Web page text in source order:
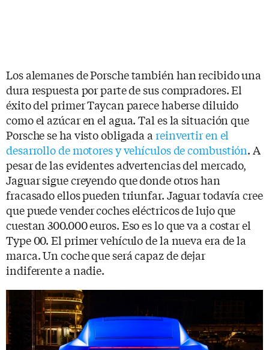
Los alemanes de Porsche también han recibido una
dura respuesta por parte de sus compradores. El
éxito del primer Taycan parece haberse diluido
como el azúcar en el agua. Tal es la situación que
Porsche se ha visto obligada a reinvertir en el
desarrollo de motores y vehículos de combustión. A
pesar de las evidentes advertencias del mercado,
Jaguar sigue creyendo que donde otros han
fracasado ellos pueden triunfar. Jaguar todavía cree
que puede vender coches eléctricos de lujo que
cuestan 300.000 euros. Eso es lo que va a costar el
Type 00. El primer vehículo de la nueva era de la
marca. Un coche que será capaz de dejar
indiferente a nadie.